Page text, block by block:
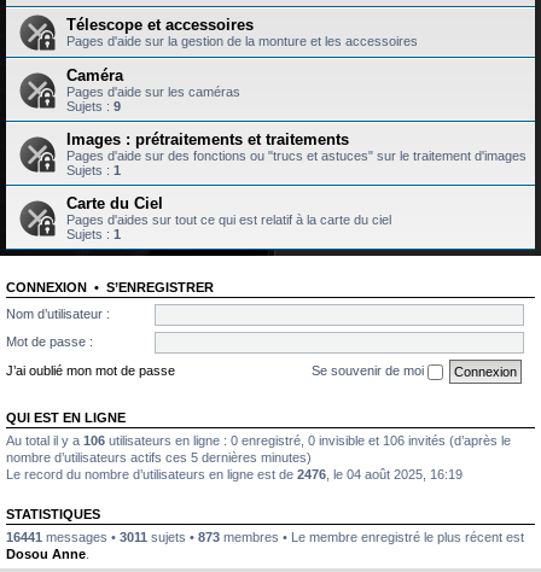
Télescope et accessoires
Pages d'aide sur la gestion de la monture et les accessoires
Caméra
Pages d'aide sur les caméras
Sujets : 9
Images : prétraitements et traitements
Pages d'aide sur des fonctions ou "trucs et astuces" sur le traitement d'images
Sujets : 1
Carte du Ciel
Pages d'aides sur tout ce qui est relatif à la carte du ciel
Sujets : 1
CONNEXION • S’ENREGISTRER
Nom d’utilisateur :
Mot de passe :
J’ai oublié mon mot de passe
Se souvenir de moi
QUI EST EN LIGNE
Au total il y a 106 utilisateurs en ligne : 0 enregistré, 0 invisible et 106 invités (d’après le
nombre d’utilisateurs actifs ces 5 dernières minutes)
Le record du nombre d’utilisateurs en ligne est de 2476 , le 04 août 2025, 16:19
STATISTIQUES
16441 messages • 3011 sujets • 873 membres • Le membre enregistré le plus récent est
Dosou Anne